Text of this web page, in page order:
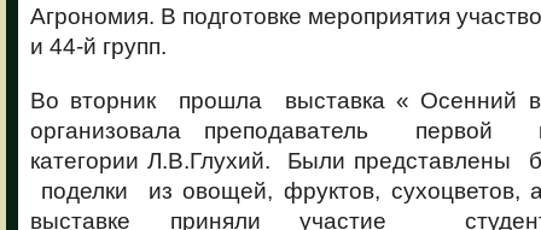
Агрономия. В подготовке мероприятия
и 44-й групп.
Во вторник прошла выставка « Осенний
организовала преподаватель первой
категории Л.В.Глухий. Были представлены
поделки из овощей, фруктов, сухоцветов,
выставке приняли участие